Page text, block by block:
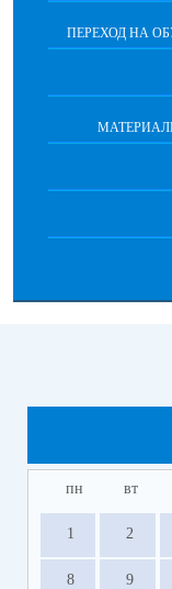
ПЕРЕХОД НА
пн вт
1 2
8 9